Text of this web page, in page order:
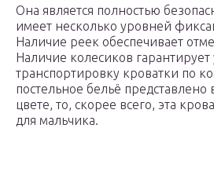
Она является полностью
имеет несколько уровней
Наличие реек обеспечивает
Наличие колесиков
транспортировку кроватки по
постельное бельё
цвете, то, скорее всего, эта
для мальчика.